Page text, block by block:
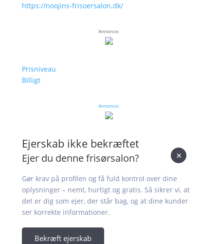
https://noojins-frisoersalon.dk/
Annonce:
Prisniveau
Billigt
Annonce:
Ejerskab ikke bekræftet
Ejer du denne frisørsalon?
Gør krav på profilen og få fuld kontrol over dine
oplysninger – nemt, hurtigt og gratis. Så sikrer vi, at
det er dig som ejer, der står bag, og at dine kunder
ser korrekte informationer.
Bekræft ejerskab
×